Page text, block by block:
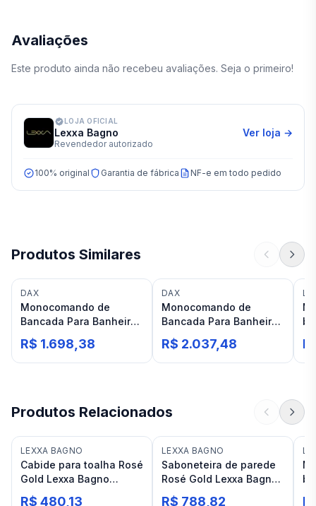
Avaliações
Este produto ainda não recebeu avaliações. Seja o primeiro!
LOJA OFICIAL
Lexxa Bagno
Revendedor autorizado
Ver loja →
100% original Garantia de fábrica NF-e em todo pedido
Produtos Similares
DAX
Monocomando de
Bancada Para Banheiro
Bica Baixa Rose Gold
Dax Havel
R$ 1.698,38
DAX
Monocomando de
Bancada Para Banheiro
Bica Alta Rose Gold Dax
Havel
R$ 2.037,48
Produtos Relacionados
LEXXA BAGNO
Cabide para toalha Rosé
Gold Lexxa Bagno
LX7165RG
R$ 480,13
LEXXA BAGNO
Saboneteira de parede
Rosé Gold Lexxa Bagno
LX7169RG
R$ 788,82